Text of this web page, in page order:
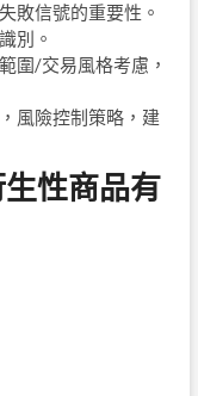
敗信號的重要性。
別。
圍/交易風格考慮，
風險控制策略，建
性商品有